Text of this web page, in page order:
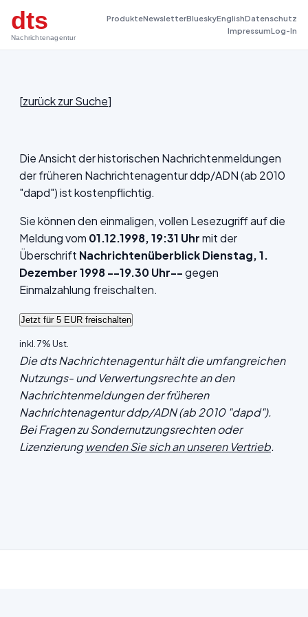
dts
Nachrichtenagentur
ProdukteNewsletterBlueskyEnglishDatenschutz
ImpressumLog-In
[zurück zur Suche]
Die Ansicht der historischen Nachrichtenmeldungen
der früheren Nachrichtenagentur ddp/ADN (ab 2010
"dapd") ist kostenpflichtig.
Sie können den einmaligen, vollen Lesezugriff auf die
Meldung vom 01.12.1998, 19:31 Uhrmit der
Überschrift Nachrichtenüberblick Dienstag, 1.
Dezember 1998 --19.30 Uhr--gegen
Einmalzahlung freischalten.
inkl. 7% Ust.
Die dts Nachrichtenagentur hält die umfangreichen
Nutzungs- und Verwertungsrechte an den
Nachrichtenmeldungen der früheren
Nachrichtenagentur ddp/ADN (ab 2010 "dapd").
Bei Fragen zu Sondernutzungsrechten oder
Lizenzierungwenden Sie sich an unseren Vertrieb.